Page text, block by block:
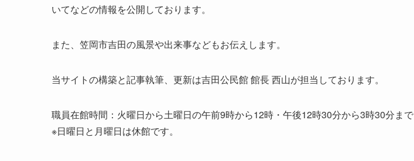
いてなどの情報を公開しております。
また、笠岡市吉田の風景や出来事などもお伝えします。
当サイトの構築と記事執筆、更新は吉田公民館 館長 西山が担当しております。
職員在館時間：火曜日から土曜日の午前9時から12時・午後12時30分から3時30分まで
※日曜日と月曜日は休館です。